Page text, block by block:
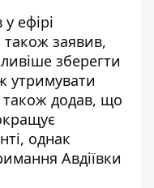
ефірі
також заявив,
зберегти
утримувати
також додав, що
однак
Авдіївки